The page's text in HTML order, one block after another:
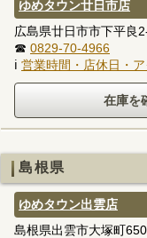
ゆめタウン廿日市店
広島県廿日市市下平良
☎ 0829-70-4966
ℹ 営業時間・店休日・
島根県
ゆめタウン出雲店
島根県出雲市大塚町